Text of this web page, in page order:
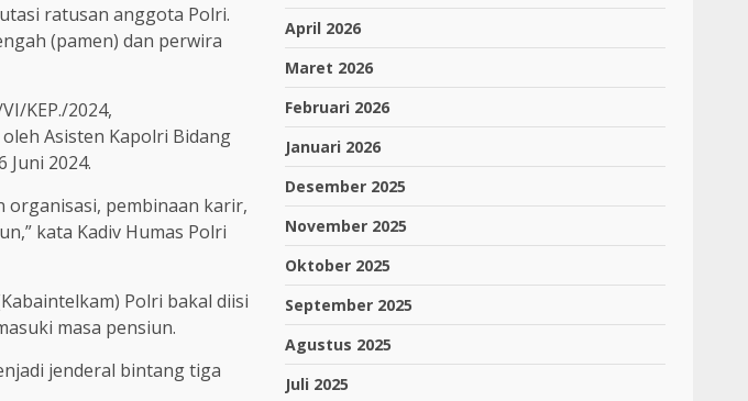
ratusan anggota Polri.
(pamen) dan perwira
KEP./2024,
Asisten Kapolri Bidang
Juni 2024.
organisasi, pembinaan karir,
kata Kadiv Humas Polri
Polri bakal diisi
masa pensiun.
jenderal bintang tiga
April 2026
Maret 2026
Februari 2026
Januari 2026
Desember 2025
November 2025
Oktober 2025
September 2025
Agustus 2025
Juli 2025